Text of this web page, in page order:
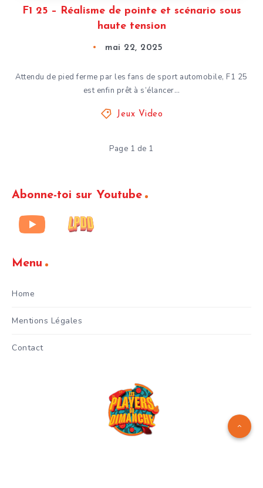
F1 25 – Réalisme de pointe et scénario sous
haute tension
mai 22, 2025
Attendu de pied ferme par les fans de sport automobile, F1 25
est enfin prêt à s’élancer…
Jeux Video
Page 1 de 1
Abonne-toi sur Youtube
Menu
Home
Mentions Légales
Contact